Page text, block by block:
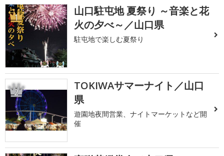
1
山口駐屯地 夏祭り ～音楽と花
火の夕べ～／山口県
駐屯地で楽しむ夏祭り
2
TOKIWAサマーナイト／山口
県
遊園地夜間営業、ナイトマーケットなど開
催